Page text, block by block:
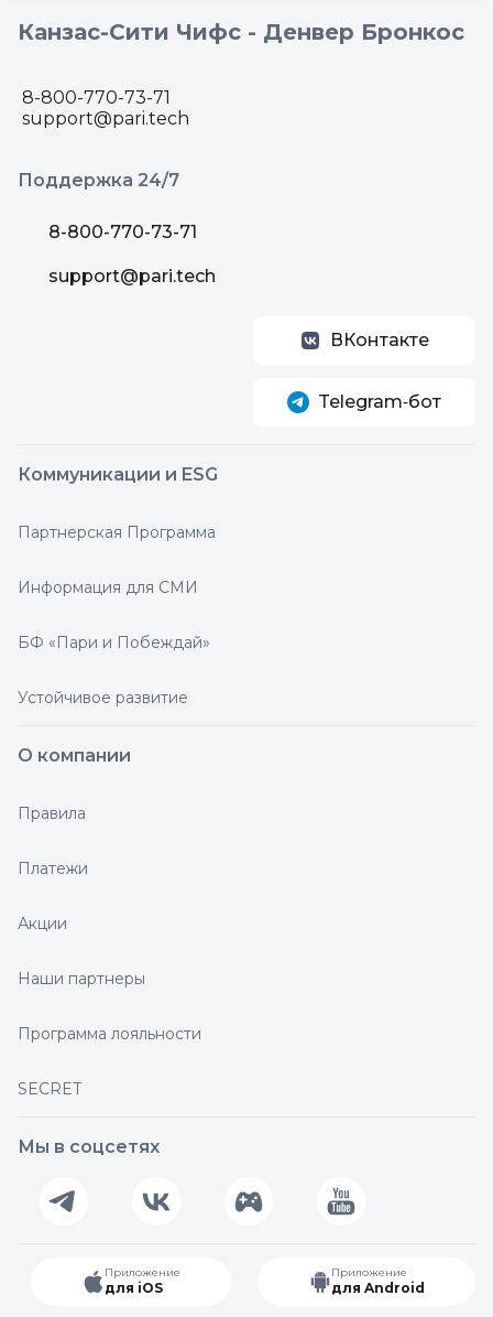
Канзас-Сити Чифс - Денвер Бронкос
8-800-770-73-71
support@pari.tech
Поддержка 24/7
8-800-770-73-71
support@pari.tech
ВКонтакте
Telegram‑бот
Коммуникации и ESG
Партнерская Программа
Информация для СМИ
БФ «Пари и Побеждай»
Устойчивое развитие
О компании
Правила
Платежи
Акции
Наши партнеры
Программа лояльности
SECRET
Мы в соцсетях
Приложение
для iOS
Приложение
для Android